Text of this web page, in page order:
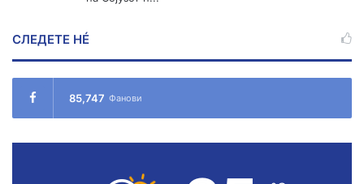
СЛЕДЕТЕ НÉ
85,747 Фанови